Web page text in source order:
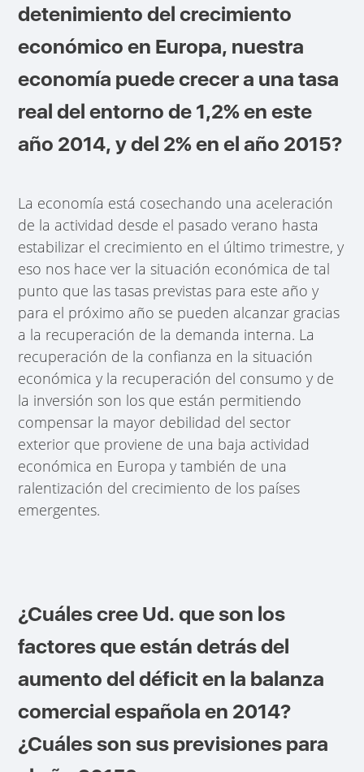
detenimiento del crecimiento
económico en Europa, nuestra
economía puede crecer a una tasa
real del entorno de 1,2% en este
año 2014, y del 2% en el año 2015?
La economía está cosechando una aceleración
de la actividad desde el pasado verano hasta
estabilizar el crecimiento en el último trimestre, y
eso nos hace ver la situación económica de tal
punto que las tasas previstas para este año y
para el próximo año se pueden alcanzar gracias
a la recuperación de la demanda interna. La
recuperación de la confianza en la situación
económica y la recuperación del consumo y de
la inversión son los que están permitiendo
compensar la mayor debilidad del sector
exterior que proviene de una baja actividad
económica en Europa y también de una
ralentización del crecimiento de los países
emergentes.
¿Cuáles cree Ud. que son los
factores que están detrás del
aumento del déficit en la balanza
comercial española en 2014?
¿Cuáles son sus previsiones para